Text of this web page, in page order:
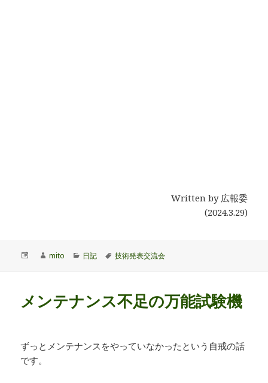
Written by 広報委
(2024.3.29)
作
mito
カ
ー
日記
タ
技術発表交流会
メンテナンス不足の万能試験機
ずっとメンテナンスをやっていなかったという自戒の話
です。